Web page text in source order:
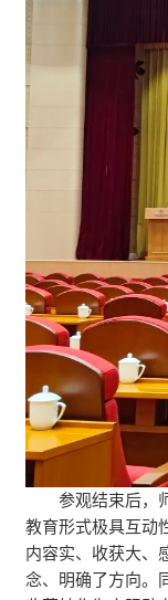
参观结束后，师
教育形式极具互动
内容实、收获大、
念、明确了方向。